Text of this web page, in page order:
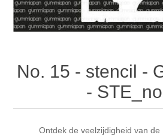
Andere Afbeeldingen
Gesso - Mediums
Cadence
Staedtler
Kaarten 2024
kaarten 2022
No. 15 - stencil -
-
Ontdek de veelzijdigheid van de